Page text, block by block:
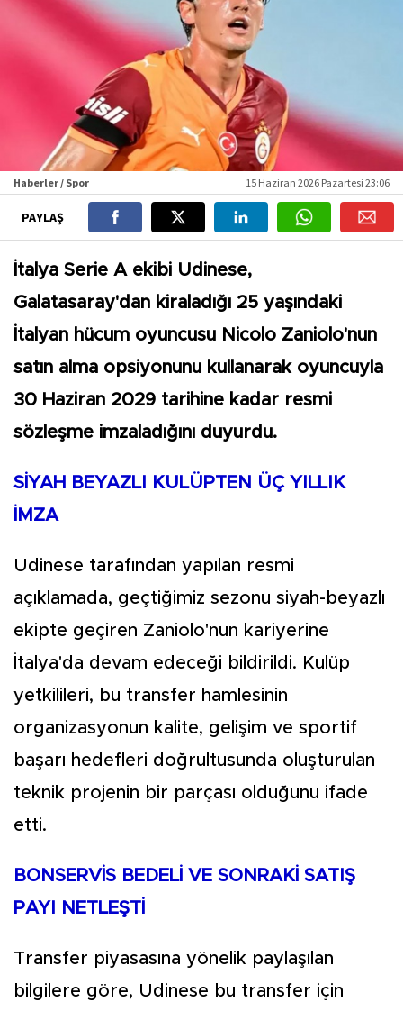
Haberler / Spor 15 Haziran 2026 Pazartesi 23:06
PAYLAŞ
İtalya Serie A ekibi Udinese,
Galatasaray'dan kiraladığı 25 yaşındaki
İtalyan hücum oyuncusu Nicolo Zaniolo'nun
satın alma opsiyonunu kullanarak oyuncuyla
30 Haziran 2029 tarihine kadar resmi
sözleşme imzaladığını duyurdu.
SİYAH BEYAZLI KULÜPTEN ÜÇ YILLIK
İMZA
Udinese tarafından yapılan resmi
açıklamada, geçtiğimiz sezonu siyah-beyazlı
ekipte geçiren Zaniolo'nun kariyerine
İtalya'da devam edeceği bildirildi. Kulüp
yetkilileri, bu transfer hamlesinin
organizasyonun kalite, gelişim ve sportif
başarı hedefleri doğrultusunda oluşturulan
teknik projenin bir parçası olduğunu ifade
etti.
BONSERVİS BEDELİ VE SONRAKİ SATIŞ
PAYI NETLEŞTİ
Transfer piyasasına yönelik paylaşılan
bilgilere göre, Udinese bu transfer için